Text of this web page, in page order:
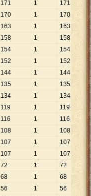
171 1
171
170 1
170
163 1
163
158 1
158
154 1
154
152 1
152
144 1
144
135 1
135
134 1
134
119 1
119
116 1
116
108 1
108
107 1
107
107 1
107
72 1
72
68 1
68
56 1
56